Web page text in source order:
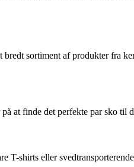
sortiment af produkter fra
at finde det perfekte par sko til
T-shirts eller